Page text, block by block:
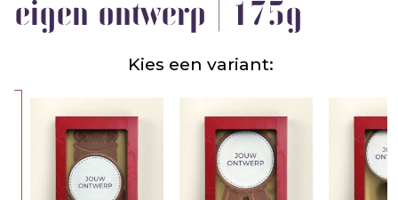
eigen ontwerp | 175g
Kies een variant: